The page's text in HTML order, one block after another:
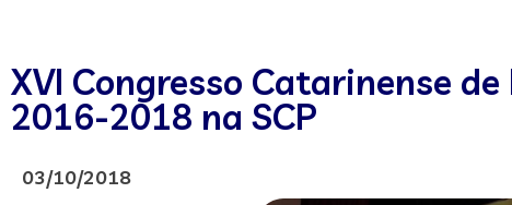
XVI Congresso Catarinense
2016-2018 na SCP
03/10/2018